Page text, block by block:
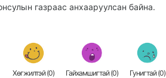
газраас анхааруулсан байна.
Хөгжилтэй (0) Гайхамшигтай (0) Гунигтай (0)